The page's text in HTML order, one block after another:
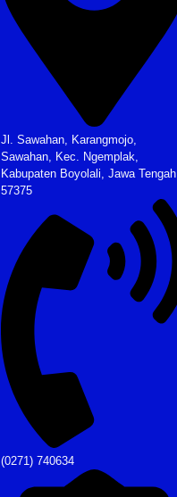
Jl. Sawahan, Karangmojo,
Sawahan, Kec. Ngemplak,
Kabupaten Boyolali, Jawa Tengah
57375
(0271) 740634